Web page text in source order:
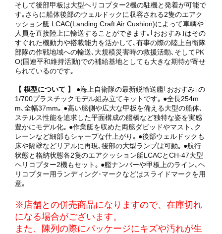
そして後部甲板は大型ヘリコプター2機の駐機と発着が可能で
す｡さらに船体後部のウェルドックに収容される2隻のエアク
ッション艇 LCAC(Landing Craft Air Cushion)によって車輌や
人員を直接陸上に輸送することができます｡｢おおすみ｣はその
すぐれた機動力や搭載能力を活かして､有事の際の陸上自衛隊
部隊の作戦地域への輸送､大規模災害時の救援活動､そしてPK
O(国連平和維持活動)での補給基地としても大きな期待が寄せ
られているのです｡
【 模型について 】
●海上自衛隊の最新鋭輸送艦｢おおすみ｣の
1/700プラスチックモデル組み立てキットです｡ ●全長254m
m､全幅37mm｡ ●高い舷側や広大な甲板を備える大型の船体､
ステルス性能を追求した平面構成の艦橋など独特な姿を実感
豊かにモデル化｡ ●作業艇を収めた両舷ダビッドやマスト､ク
レーンなど細部もシャープな仕上がり｡ ●後部ウェルドックも
床や隔壁などリアルに再現､後部の大型ランプは可動｡ ●航行
状態と格納状態各2隻のエアクッション艇LCACとCH-47大型
ヘリコプター2機もセット｡ ●艦ナンバーや甲板上のライン､ヘ
リコプター用ランディング･マークなどはスライドマークを用
意｡
※店舗との併売商品になりますので、在庫切れ
になる場合がございます。
また、陳列の際にパッケージにキズや汚れが生